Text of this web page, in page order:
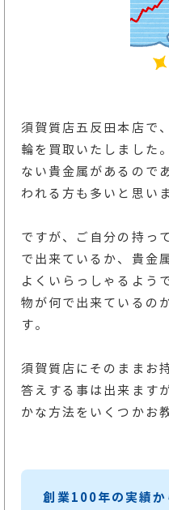
須賀質店五反田本店で
輪を買取いたしました
ない貴金属があるので
われる方も多いと思い
ですが、ご自分の持っ
で出来ているか、貴金
よくいらっしゃるよう
物が何で出来ているの
す。
須賀質店にそのままお
答えする事は出来ます
かな方法をいくつかお
創業100年の実績